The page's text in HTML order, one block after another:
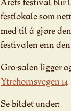
festlokale som
med til å gjøre
festivalen enn
Gro-salen ligger
Ytrehornsvegen 14
Se bildet under: